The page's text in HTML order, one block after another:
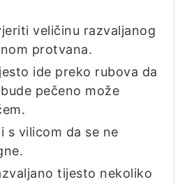
veličinu razvaljanog
protvana.
ide preko rubova da
pečeno može
s vilicom da se ne
tijesto nekoliko